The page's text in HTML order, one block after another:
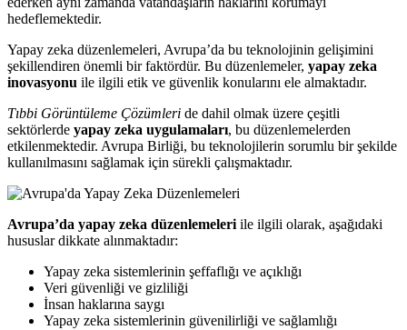
hedeflemektedir.
Yapay zeka düzenlemeleri, Avrupa’da bu teknolojinin gelişimini
şekillendiren önemli bir faktördür. Bu düzenlemeler, yapay zeka
inovasyonu ile ilgili etik ve güvenlik konularını ele almaktadır.
Tıbbi Görüntüleme Çözümleri de dahil olmak üzere çeşitli
sektörlerde yapay zeka uygulamaları, bu düzenlemelerden
etkilenmektedir. Avrupa Birliği, bu teknolojilerin sorumlu bir şekilde
kullanılmasını sağlamak için sürekli çalışmaktadır.
Avrupa’da yapay zeka düzenlemeleri ile ilgili olarak, aşağıdaki
hususlar dikkate alınmaktadır:
Yapay zeka sistemlerinin şeffaflığı ve açıklığı
Veri güvenliği ve gizliliği
İnsan haklarına saygı
Yapay zeka sistemlerinin güvenilirliği ve sağlamlığı